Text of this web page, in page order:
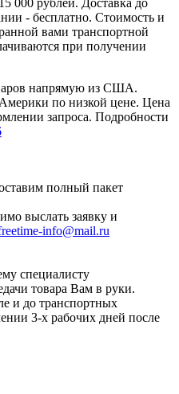
- бесплатно. Стоимость и
вами транспортной
при получении
напрямую из США.
по низкой цене. Цена
запроса. Подробности
полный пакет
выслать заявку и
info@mail.ru
специалисту
товара Вам в руки.
и до транспортных
3-х рабочих дней после